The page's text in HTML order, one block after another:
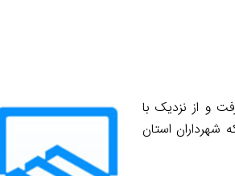
و از نزدیک با
استان